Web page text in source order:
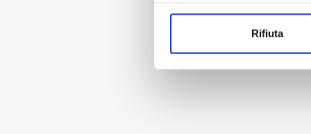
Identificare il tuo
digitali).
Rifiuta